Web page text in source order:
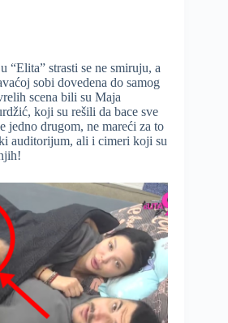
“Elita” strasti se ne smiruju, a
sobi dovedena do samog
scena bili su Maja
koji su rešili da bace sve
jedno drugom, ne mareći za to
auditorijum, ali i cimeri koji su